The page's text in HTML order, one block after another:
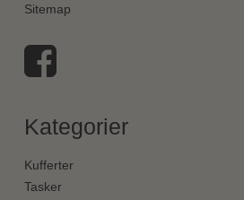
Sitemap
Kategorier
Kufferter
Tasker